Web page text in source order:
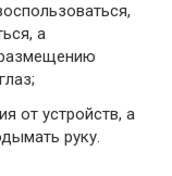
а
от устройств, а
руку.